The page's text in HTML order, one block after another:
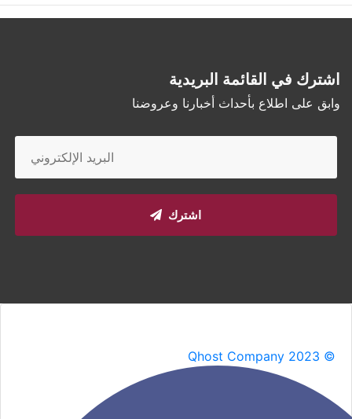
اشترك في القائمة البريدية
وابق على اطلاع بأحداث أخبارنا وعروضنا
اشترك
Qhost Company 2023 ©